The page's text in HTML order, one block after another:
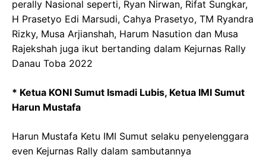
perally Nasional seperti, Ryan Nirwan, Rifat Sungkar,
H Prasetyo Edi Marsudi, Cahya Prasetyo, TM Ryandra
Rizky, Musa Arjianshah, Harum Nasution dan Musa
Rajekshah juga ikut bertanding dalam Kejurnas Rally
Danau Toba 2022
* Ketua KONI Sumut Ismadi Lubis, Ketua IMI Sumut
Harun Mustafa
Harun Mustafa Ketu IMI Sumut selaku penyelenggara
even Kejurnas Rally dalam sambutannya